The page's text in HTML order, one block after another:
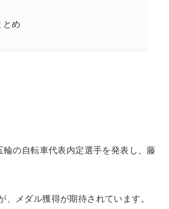
め
の自転車代表内定選手を発表し、藤
メダル獲得が期待されています。